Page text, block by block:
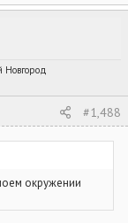
Новгород
#1,488
окружении